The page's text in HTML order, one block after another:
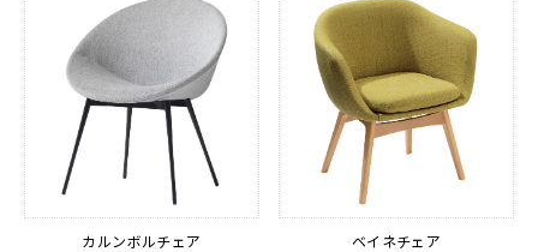
カルンボルチェア ベイネチェア